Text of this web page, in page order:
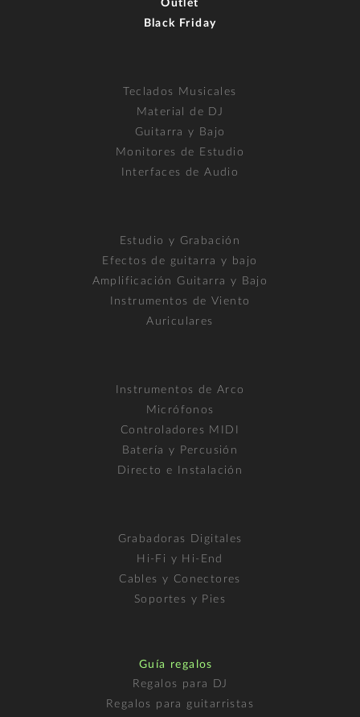
Outlet
Black Friday
Teclados Musicales
Material de DJ
Guitarra y Bajo
Monitores de Estudio
Interfaces de Audio
Estudio y Grabación
Efectos de guitarra y bajo
Amplificación Guitarra y Bajo
Instrumentos de Viento
Auriculares
Instrumentos de Arco
Micrófonos
Controladores MIDI
Batería y Percusión
Directo e Instalación
Grabadoras Digitales
Hi-Fi y Hi-End
Cables y Conectores
Soportes y Pies
Guía regalos
Regalos para DJ
Regalos para guitarristas